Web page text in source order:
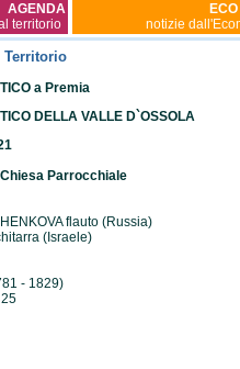
AGENDA
territorio
notizie
Territorio
a Premia
DELLA VALLE D`OSSOLA
Parrocchiale
flauto (Russia)
(Israele)
- 1829)